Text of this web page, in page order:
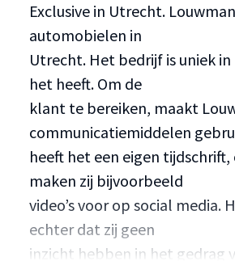
Exclusive in Utrecht.
automobielen in
Utrecht. Het bedrijf is uniek
het heeft. Om de
klant te bereiken, maakt
communicatiemiddelen
heeft het een eigen
maken zij bijvoorbeeld
video’s voor op social media.
echter dat zij geen
inzicht hebben in het